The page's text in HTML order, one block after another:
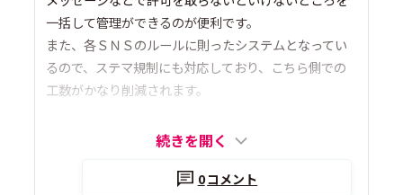
一括して管理ができるのが便利です。
また、各ＳＮＳのルールに則ったシステムとなってい
るので、ステマ規制にも対応しており、こちら側での
工数がかなり削減されます。
続きを開く
0コメント